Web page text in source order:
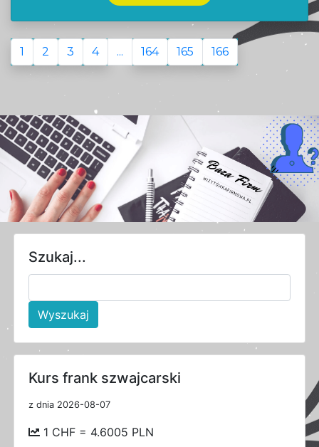
1 2 3 4 ... 164 165 166
Szukaj...
Wyszukaj
Kurs frank szwajcarski
z dnia 2026-08-07
1 CHF = 4.6005 PLN